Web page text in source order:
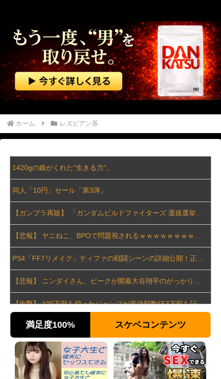
ホーム レズビアン系
1420gの娘がくれた“生きる力”。
同人「10円」セール「第3弾」
【衝撃】 100万部を切ったジャンプが最強部数653万部を記録した時の週刊少年ジャンプの面子がヤバすぎる
実質消費支出は7カ月連続のマイナス、前年同月比3.3%減－6月
世界初の超伝導量子熱機関…燃料もピストンもない量子エンジンが回った！
満足度100% スケベコンテンツ